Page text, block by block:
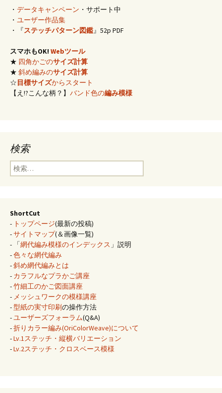
・ データキャンペーン ・サポート中
・ ユーザー作品集
・『ステッチパターン図鑑』52p PDF
スマホもOK! Webツール
★ 四角かごのサイズ計算
★ 斜め編みのサイズ計算
☆目標サイズからスタート
【え!?こんな柄？】 バンド色の編み模様
検索
検
索:
ShortCut
- トップページ(最新の投稿)
-サイトマップ(＆画像一覧)
- 「網代編み模様のインデックス 」説明
-色々な網代編み
-斜め網代編みとは
- カラフルなプラかご講座
-竹細工のかご図面講座
- メッシュワークの模様講座
-型紙の実寸印刷の操作方法
-ユーザーズフォーラム(Q&A)
-折りカラー編み(OriColorWeave)について
-Lv.1ステッチ・縦横バリエーション
-Lv.2ステッチ・クロスベース模様